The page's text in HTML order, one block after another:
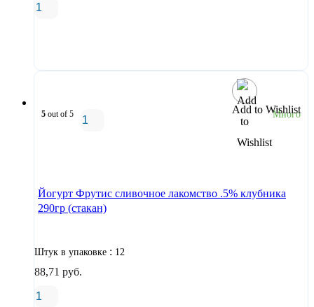
Add to Wishlist
5 out of 5 Много
Йогурт Фрутис сливочное лакомство .5% клубника
290гр (стакан)
Штук в упаковке : 12
88,71 руб.